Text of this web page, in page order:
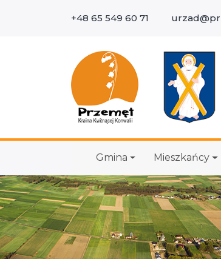
+48 65 549 60 71
Gmina Mieszkańcy